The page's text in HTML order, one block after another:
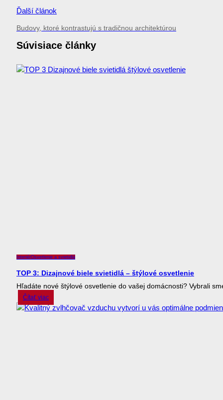
Ďalší článok
Budovy, ktoré kontrastujú s tradičnou architektúrou
Súvisiace články
InteriérOsvetlenie a svietidlá
TOP 3: Dizajnové biele svietidlá – štýlové osvetlenie
Hľadáte nové štýlové osvetlenie do vašej domácnosti? Vybrali
Čítať viac